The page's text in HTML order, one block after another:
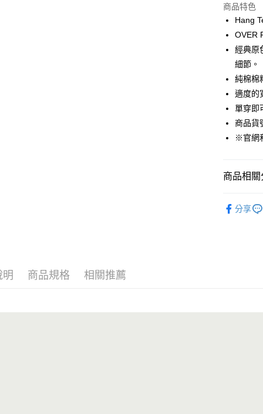
Apple Pay
街口支付
悠遊付
Google
貨到付款
運送方式
免運費
免運費
貨到付款
商品特色
Hang
OVER
經典原
細節。
純棉棉
適度的
單穿即
商品貨
※官網
商品相關
分享
明 商品規格 相關推薦